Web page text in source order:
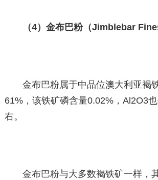
（4）金布巴粉（Jimblebar
金布巴粉属于中品位澳大利亚褐
61%，该铁矿磷含量0.02%，Al2O3
右。
金布巴粉与大多数褐铁矿一样，